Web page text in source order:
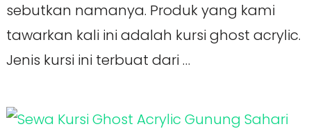
sebutkan namanya. Produk yang kami
tawarkan kali ini adalah kursi ghost acrylic.
Jenis kursi ini terbuat dari …